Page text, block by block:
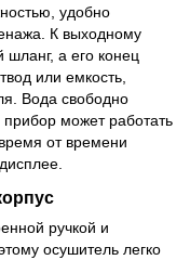
удобно
К выходному
шланг, а его конец
или емкость,
Вода свободно
может работать
от времени
ручкой и
осушитель легко